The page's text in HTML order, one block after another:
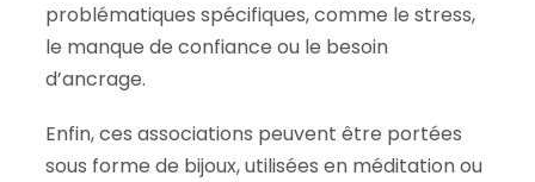
problématiques spécifiques, comme le stress,
le manque de confiance ou le besoin
d’ancrage.
Enfin, ces associations peuvent être portées
sous forme de bijoux, utilisées en méditation ou